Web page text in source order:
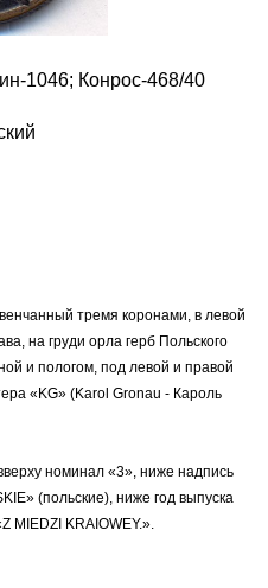
1046; Конрос-468/40
тремя коронами, в левой
на груди орла герб Польского
и пологом, под левой и правой
«KG» (Karol Gronau - Кароль
номинал «3», ниже надпись
(польские), ниже год выпуска
MIEDZI KRAIOWEY.».